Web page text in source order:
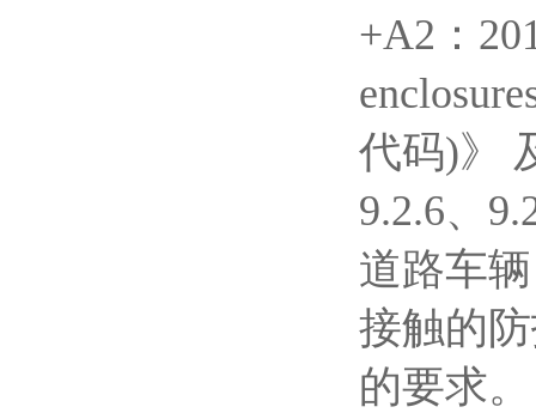
+A2：
代码)》
9.2.6、
道路车
接触的
的要求。